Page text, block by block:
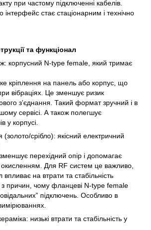
при частому підключенні кабелів.
інтерфейс стає стаціонарним і технічно
та функціонал
корпусний N-type female, який тримає
кріплення на панель або корпус, що
вібраціях. Це зменшує ризик
з’єднання. Такий формат зручний і в
сервісі. А також полегшує
у корпусі.
(золото/срібло): якісний електричний
перехідний опір і допомагає
окисленням. Для RF систем це важливо,
впливає на втрати та стабільність
причин, чому фланцеві N-type female
підключень. Особливо в
низькі втрати та стабільність у